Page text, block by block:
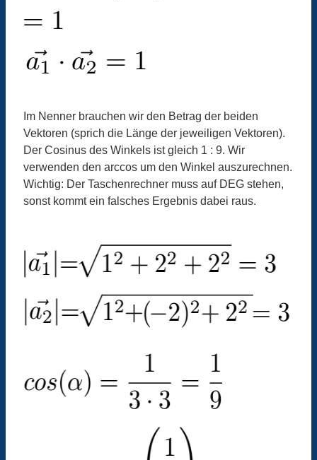
Im Nenner brauchen wir den Betrag der beiden
Vektoren (sprich die Länge der jeweiligen Vektoren).
Der Cosinus des Winkels ist gleich 1 : 9. Wir
verwenden den arccos um den Winkel auszurechnen.
Wichtig: Der Taschenrechner muss auf DEG stehen,
sonst kommt ein falsches Ergebnis dabei raus.